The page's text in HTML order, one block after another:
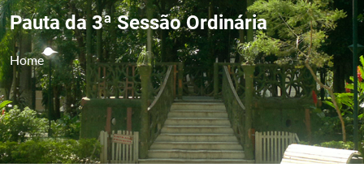
Pauta da 3ª Sessão Ordinária
Home